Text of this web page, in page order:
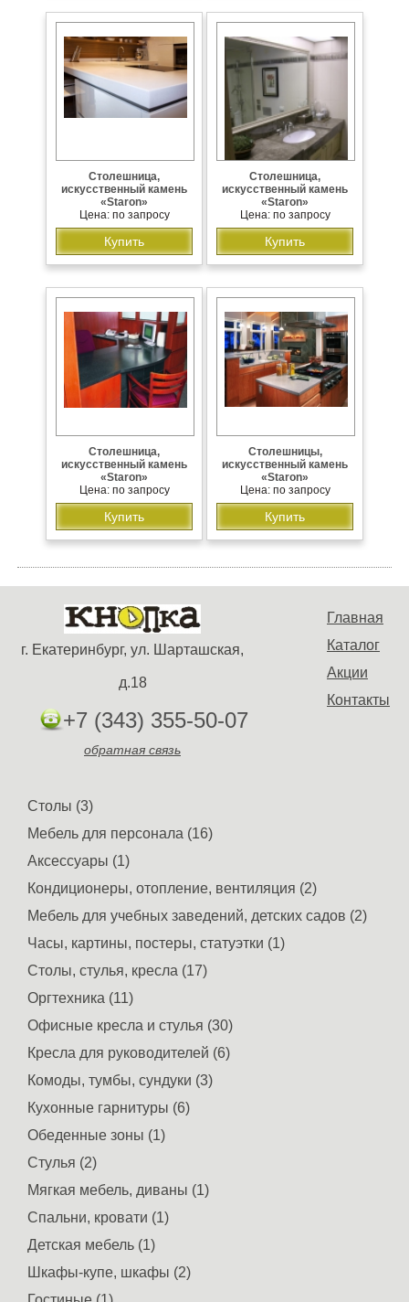
Столешница,
искусственный камень
«Staron»
Цена: по запросу
Купить
Столешница,
искусственный камень
«Staron»
Цена: по запросу
Купить
Столешница,
искусственный камень
«Staron»
Цена: по запросу
Купить
Столешницы,
искусственный камень
«Staron»
Цена: по запросу
Купить
Главная
Каталог
Акции
Контакты
г. Екатеринбург, ул. Шарташская,
д.18
+7 (343) 355-50-07
обратная связь
Столы (3)
Мебель для персонала (16)
Аксессуары (1)
Кондиционеры, отопление, вентиляция (2)
Мебель для учебных заведений, детских садов (2)
Часы, картины, постеры, статуэтки (1)
Столы, стулья, кресла (17)
Оргтехника (11)
Офисные кресла и стулья (30)
Кресла для руководителей (6)
Комоды, тумбы, сундуки (3)
Кухонные гарнитуры (6)
Обеденные зоны (1)
Стулья (2)
Мягкая мебель, диваны (1)
Спальни, кровати (1)
Детская мебель (1)
Шкафы-купе, шкафы (2)